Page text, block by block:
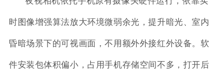
时图像增强算法放大环境微弱余光，提升暗光、室内
昏暗场景下的可视画面，不用额外外接红外设备。软
件安装包体积偏小，占用手机存储空间不多，打开后